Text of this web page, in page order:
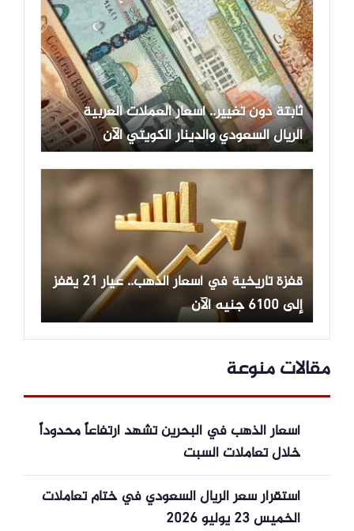
ثابتة دون تغيير.. أسعار العملات العربية
الريال السعودي والدينار الكويتي الآن
قفزة تاريخية في أسعار الذهب.. عيار 21 يقفز
إلى 6100 جنيه الآن
مقالات منوعة
أسعار الذهب في البحرين تشهد ارتفاعاً محدوداً
خلال تعاملات السبت
استقرار سعر الريال السعودي في ختام تعاملات
الخميس 23 يوليو 2026